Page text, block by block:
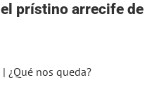
prístino arrecife de
¿Qué nos queda?